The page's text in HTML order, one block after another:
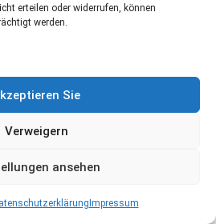
erteilen oder widerrufen, können
werden.
Sie
Verweigern
ansehen
Impressum